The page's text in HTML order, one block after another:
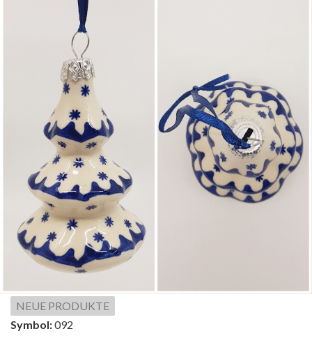
NEUE PRODUKTE
Symbol:092